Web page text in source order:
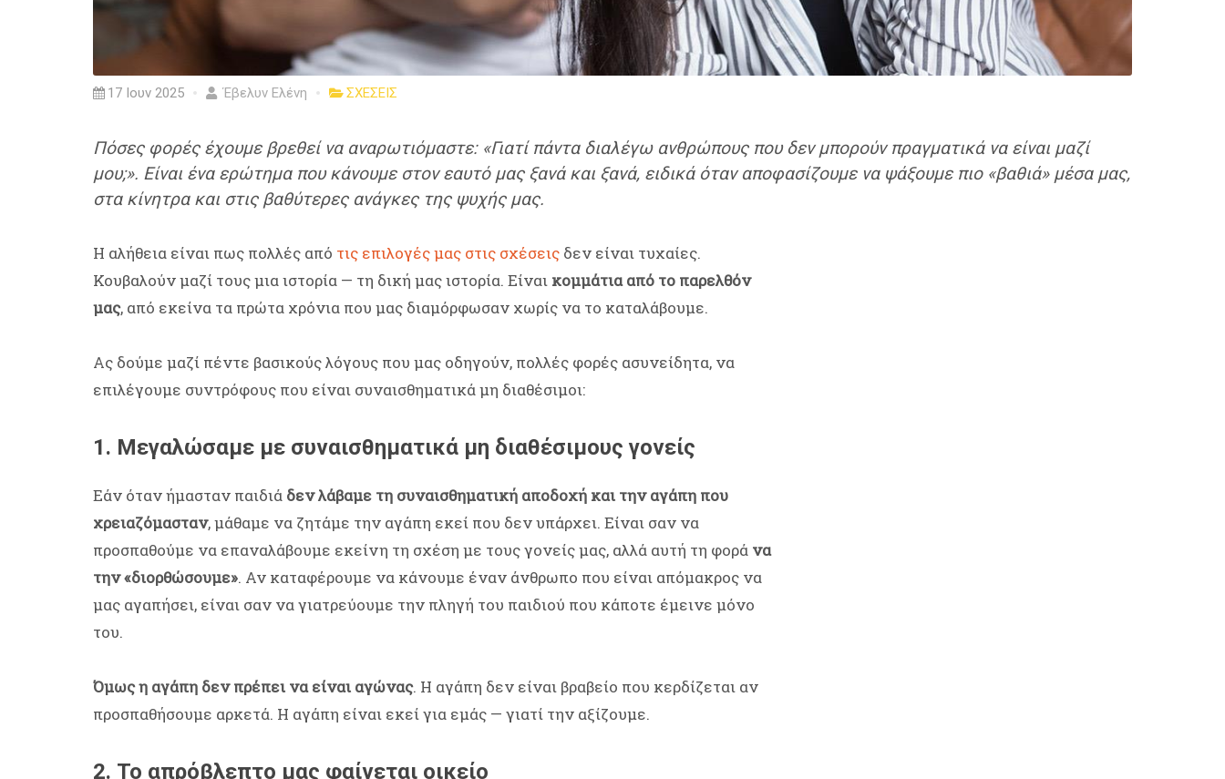
17 Ιουν 2025 Έβελυν Ελένη ΣΧΕΣΕΙΣ
Πόσες φορές έχουμε βρεθεί να αναρωτιόμαστε: «Γιατί πάντα διαλέγω ανθρώπους που δεν μπορούν πραγματικά να είναι μαζί
μου;». Είναι ένα ερώτημα που κάνουμε στον εαυτό μας ξανά και ξανά, ειδικά όταν αποφασίζουμε να ψάξουμε πιο «βαθιά» μέσα μας,
στα κίνητρα και στις βαθύτερες ανάγκες της ψυχής μας.
Η αλήθεια είναι πως πολλές από τις επιλογές μας στις σχέσεις δεν είναι τυχαίες.
Κουβαλούν μαζί τους μια ιστορία — τη δική μας ιστορία. Είναι κομμάτια από το παρελθόν
μας, από εκείνα τα πρώτα χρόνια που μας διαμόρφωσαν χωρίς να το καταλάβουμε.
Ας δούμε μαζί πέντε βασικούς λόγους που μας οδηγούν, πολλές φορές ασυνείδητα, να
επιλέγουμε συντρόφους που είναι συναισθηματικά μη διαθέσιμοι:
1. Μεγαλώσαμε με συναισθηματικά μη διαθέσιμους γονείς
Εάν όταν ήμασταν παιδιά δεν λάβαμε τη συναισθηματική αποδοχή και την αγάπη που
χρειαζόμασταν, μάθαμε να ζητάμε την αγάπη εκεί που δεν υπάρχει. Είναι σαν να
προσπαθούμε να επαναλάβουμε εκείνη τη σχέση με τους γονείς μας, αλλά αυτή τη φορά να
την «διορθώσουμε». Αν καταφέρουμε να κάνουμε έναν άνθρωπο που είναι απόμακρος να
μας αγαπήσει, είναι σαν να γιατρεύουμε την πληγή του παιδιού που κάποτε έμεινε μόνο
του.
Όμως η αγάπη δεν πρέπει να είναι αγώνας. Η αγάπη δεν είναι βραβείο που κερδίζεται αν
προσπαθήσουμε αρκετά. Η αγάπη είναι εκεί για εμάς — γιατί την αξίζουμε.
2. Το απρόβλεπτο μας φαίνεται οικείο